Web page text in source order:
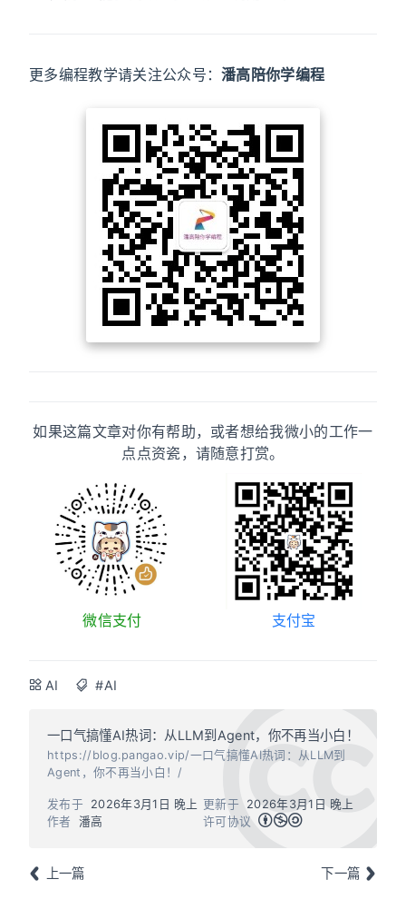
更多编程教学请关注公众号：潘高陪你学编程
如果这篇文章对你有帮助，或者想给我微小的工作一
点点资瓷，请随意打赏。
微信支付 支付宝
AI #AI
一口气搞懂AI热词：从LLM到Agent，你不再当小白！
https://blog.pangao.vip/一口气搞懂AI热词：从LLM到
Agent，你不再当小白！/
作者 潘高
发布于 2026年3月1日 晚上 更新于
2026年3月1日 晚上
许可协议
上一篇 下一篇